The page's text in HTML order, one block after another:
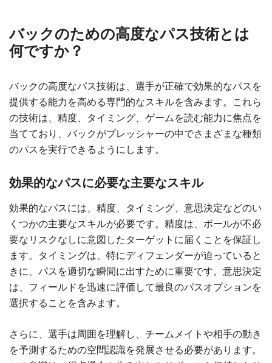
バックのための高度なパス技術とは
何ですか？
バックの高度なパス技術は、選手が正確で効果的なパスを
提供する能力を高める専門的なスキルを含みます。これら
の技術は、精度、タイミング、ゲームを読む能力に焦点を
当てており、バックがプレッシャーの中でさまざまな種類
のパスを実行できるようにします。
効果的なパスに必要な主要なスキル
効果的なパスには、精度、タイミング、意思決定などのい
くつかの主要なスキルが必要です。精度は、ボールが不必
要なリスクなしに意図したターゲットに届くことを保証し
ます。タイミングは、特にディフェンダーが迫っていると
きに、パスを適切な瞬間に出すために重要です。意思決定
は、フィールドを迅速に評価して最良のパスオプションを
選択することを含みます。
さらに、選手は周囲を理解し、チームメイトや相手の動き
を予測するための空間認識を発展させる必要があります。